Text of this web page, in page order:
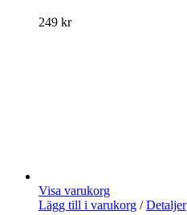
249 kr
Visa varukorg
Lägg till i varukorg / Detaljer